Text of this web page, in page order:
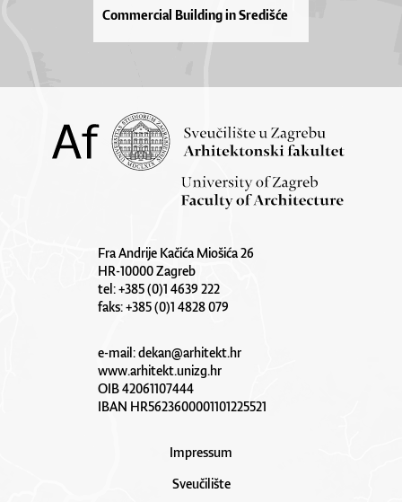
Commercial Building in Središće
Fra Andrije Kačića Miošića 26
HR-10000 Zagreb
tel: +385 (0)1 4639 222
faks: +385 (0)1 4828 079
e-mail:dekan@arhitekt.hr
www.arhitekt.unizg.hr
OIB 42061107444
IBAN HR5623600001101225521
Impressum
Sveučilište